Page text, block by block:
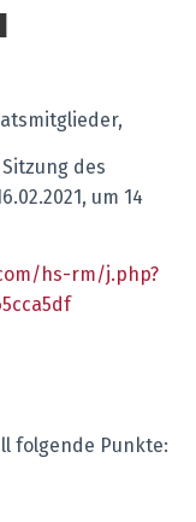
des
um 14
hs-rm/j.php?
folgende Punkte: